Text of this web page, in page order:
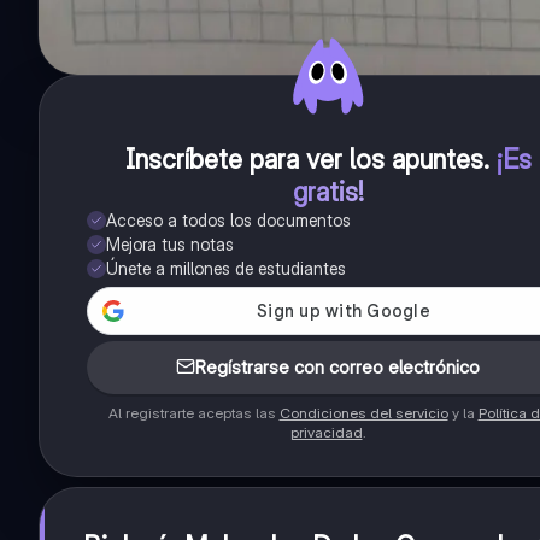
Inscríbete para ver los apuntes. ¡Es
gratis!
Acceso a todos los documentos
Mejora tus notas
Únete a millones de estudiantes
Regístrarse con correo electrónico
Al registrarte aceptas las Condiciones del servicioy la Política
privacidad.